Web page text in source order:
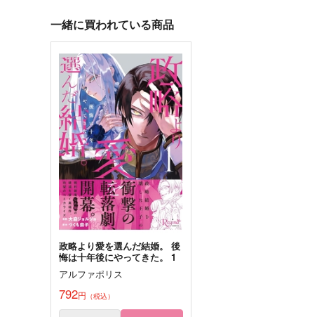
サンプル 作品詳細
刺傷再録集 傷痕 BtoE 2
2,578円（税込）
OEKAKI LOG♪【ノベルテ
ィ有】
ABCM
専売 1,320円（税込）
あんさんぶるスターズ！
青葉つむぎ
逆先夏目 春川宙
サンプル カート
一緒に買われている商品
政略より愛を選んだ結婚。 後
悔は十年後にやってきた。 1
アルファポリス
792円 （税込）